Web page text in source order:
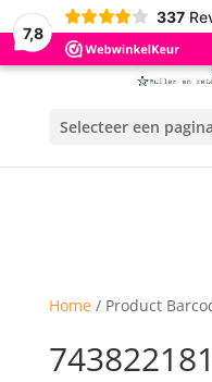
7,8
337
Selecteer een pagina
Home/ Product